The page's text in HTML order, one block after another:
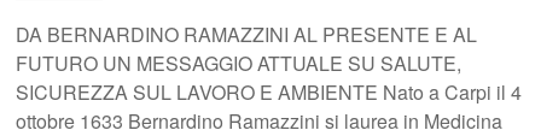
DA BERNARDINO RAMAZZINI AL PRESENTE E AL
FUTURO UN MESSAGGIO ATTUALE SU SALUTE,
SICUREZZA SUL LAVORO E AMBIENTE Nato a Carpi il 4
ottobre 1633 Bernardino Ramazzini si laurea in Medicina